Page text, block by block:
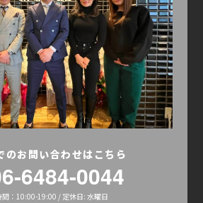
のお問い合わせはこちら
6484-0044
間：10:00-19:00 / 定休日: 水曜日